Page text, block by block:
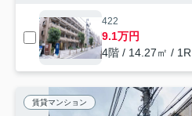
422
9.1万円
4階 / 14.27㎡ / 1R
賃貸マンション